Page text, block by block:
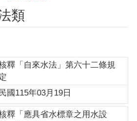
類
釋「自來水法」第六十二條規
民國115年03月19日
釋「應具省水標章之用水設